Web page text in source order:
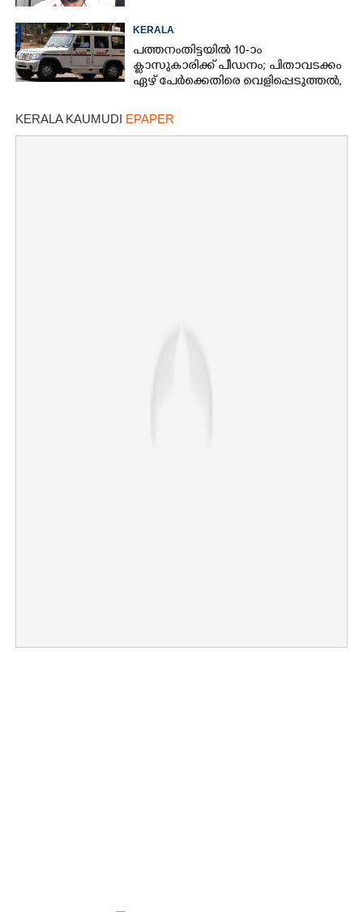
KERALA
പത്തനംതിട്ടയിൽ 10-ാം
ക്ലാസുകാരിക്ക് പീഡനം; പിതാവടക്കം
ഏഴ് പേർക്കെതിരെ വെളിപ്പെടുത്തൽ,
KERALA KAUMUDI EPAPER